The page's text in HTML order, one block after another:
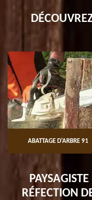
ABATTAGE D'ARBRE 91
RÉFECTION